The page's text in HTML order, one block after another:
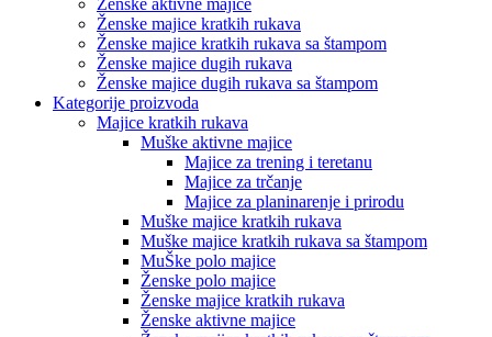
Ženske aktivne majice
Ženske majice kratkih rukava
Ženske majice kratkih rukava sa štampom
Ženske majice dugih rukava
Ženske majice dugih rukava sa štampom
Kategorije proizvoda
Majice kratkih rukava
Muške aktivne majice
Majice za trening i teretanu
Majice za trčanje
Majice za planinarenje i prirodu
Muške majice kratkih rukava
Muške majice kratkih rukava sa štampom
MuŠke polo majice
Ženske polo majice
Ženske majice kratkih rukava
Ženske aktivne majice